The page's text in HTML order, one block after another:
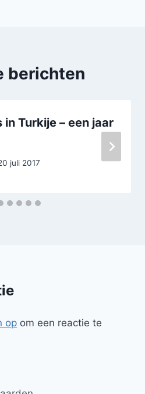
berichten
Turkije – een jaar
juli 2017
op om een reactie te